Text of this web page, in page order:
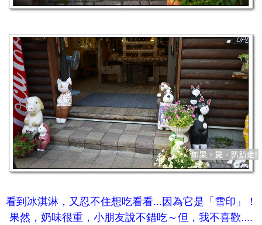
看到冰淇淋，又忍不住想吃看看...因為它是「雪印」！
果然，奶味很重，小朋友說不錯吃～但，我不喜歡....